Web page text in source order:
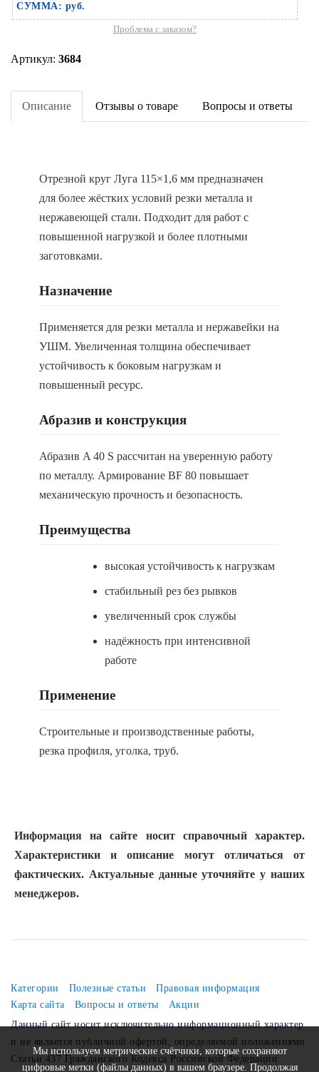
СУММА: руб.
Проблема с заказом?
Артикул: 3684
Описание Отзывы о товаре Вопросы и ответы
Отрезной круг Луга 115×1,6 мм предназначен
для более жёстких условий резки металла и
нержавеющей стали. Подходит для работ с
повышенной нагрузкой и более плотными
заготовками.
Назначение
Применяется для резки металла и нержавейки на
УШМ. Увеличенная толщина обеспечивает
устойчивость к боковым нагрузкам и
повышенный ресурс.
Абразив и конструкция
Абразив A 40 S рассчитан на уверенную работу
по металлу. Армирование BF 80 повышает
механическую прочность и безопасность.
Преимущества
высокая устойчивость к нагрузкам
стабильный рез без рывков
увеличенный срок службы
надёжность при интенсивной
работе
Применение
Строительные и производственные работы,
резка профиля, уголка, труб.
Информация на сайте носит справочный характер.
Характеристики и описание могут отличаться от
фактических. Актуальные данные уточняйте у наших
менеджеров.
Категории Полезные статьи
Правовая информация
Карта сайта
Вопросы и ответы
Акции
Данный сайт носит исключительно информационный характер
и не является публичной офертой, определяемой положениями
Статьи 437 Гражданского Кодекса Российской Федерации.
Мы используем метрические счётчики, которые сохраняют
цифровые метки (файлы данных) в вашем браузере. Продолжая